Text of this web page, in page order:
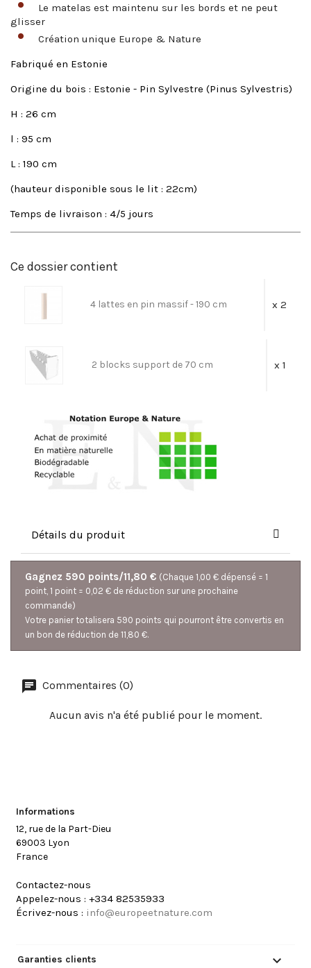
Le matelas est maintenu sur les bords et ne peut
glisser
Création unique Europe & Nature
Fabriqué en Estonie
Origine du bois : Estonie - Pin Sylvestre (Pinus Sylvestris)
H : 26 cm
l : 95 cm
L : 190 cm
(hauteur disponible sous le lit : 22cm)
Temps de livraison : 4/5 jours
Ce dossier contient
4 lattes en pin massif - 190 cm x 2
2 blocks support de 70 cm x 1
Détails du produit
Gagnez 590 points/11,80 € (Chaque 1,00 € dépensé = 1
point, 1 point = 0,02 € de réduction sur une prochaine
commande)
Votre panier totalisera 590 points qui pourront être convertis en
un bon de réduction de 11,80 €.
Commentaires (0)
Aucun avis n'a été publié pour le moment.
Informations
12, rue de la Part-Dieu
69003 Lyon
France
Contactez-nous
Appelez-nous : +334 82535933
Écrivez-nous : info@europeetnature.com
Garanties clients 